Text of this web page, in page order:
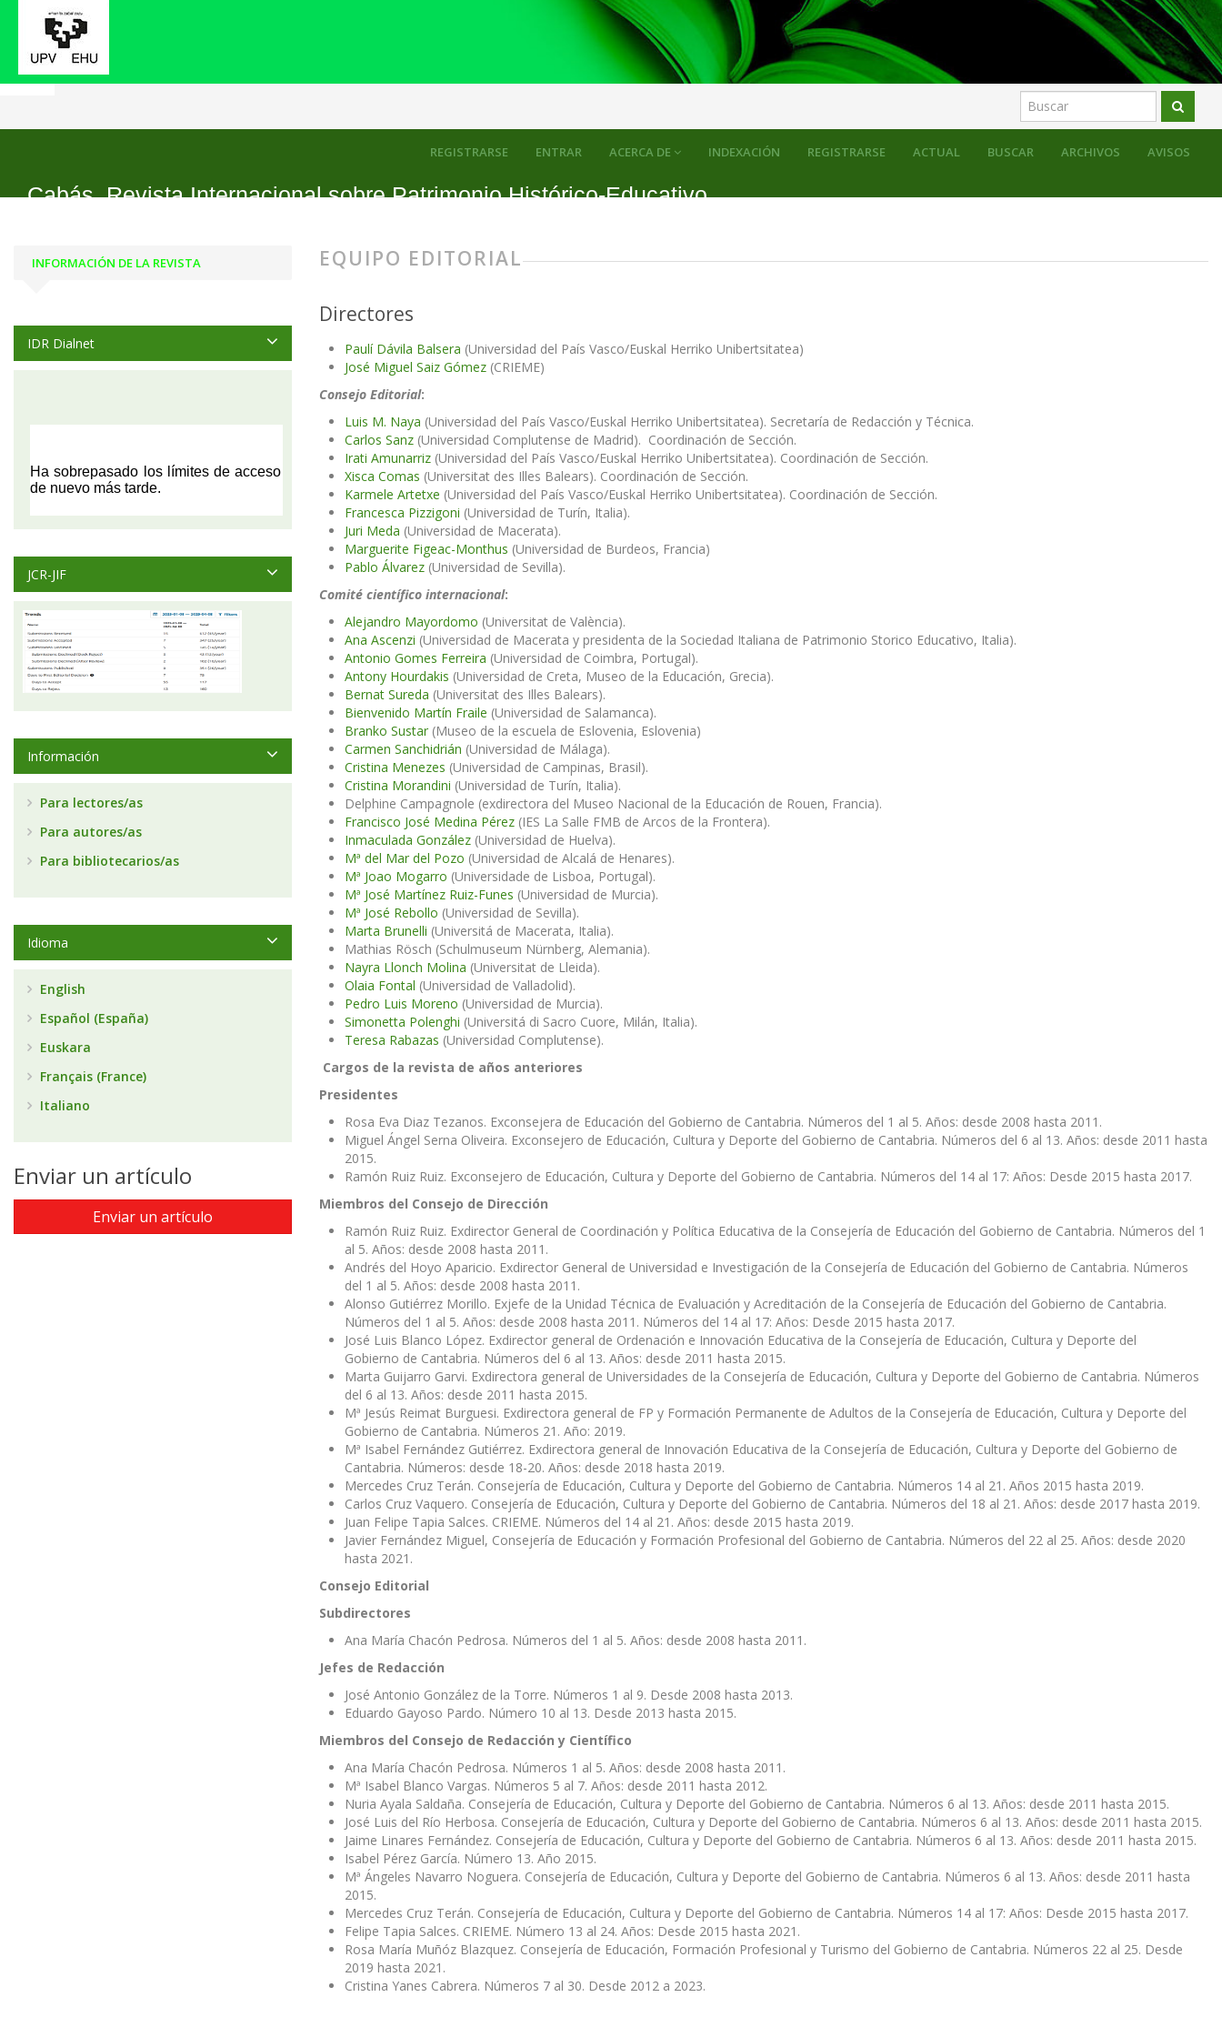
ACERCA DE INDEXACIÓN REGISTRARSE ACTUAL BUSCAR ARCHIVOS AVISOS
REGISTRARSE ENTRAR
Cabás. Revista Internacional sobre Patrimonio Histórico-Educativo
Inicio Equipo editorial
EQUIPO EDITORIAL
Directores
Paulí Dávila Balsera (Universidad del País Vasco/Euskal Herriko Unibertsitatea)
José Miguel Saiz Gómez (CRIEME)
Consejo Editorial:
Luis M. Naya (Universidad del País Vasco/Euskal Herriko Unibertsitatea). Secretaría de Redacción y Técnica.
Carlos Sanz (Universidad Complutense de Madrid). Coordinación de Sección.
Irati Amunarriz (Universidad del País Vasco/Euskal Herriko Unibertsitatea). Coordinación de Sección.
Xisca Comas (Universitat des Illes Balears). Coordinación de Sección.
Karmele Artetxe (Universidad del País Vasco/Euskal Herriko Unibertsitatea). Coordinación de Sección.
Francesca Pizzigoni (Universidad de Turín, Italia).
Juri Meda (Universidad de Macerata).
Marguerite Figeac-Monthus (Universidad de Burdeos, Francia)
Pablo Álvarez (Universidad de Sevilla).
Comité científico internacional:
Alejandro Mayordomo (Universitat de València).
Ana Ascenzi (Universidad de Macerata y presidenta de la Sociedad Italiana de Patrimonio Storico Educativo, Italia).
Antonio Gomes Ferreira (Universidad de Coimbra, Portugal).
Antony Hourdakis (Universidad de Creta, Museo de la Educación, Grecia).
Bernat Sureda (Universitat des Illes Balears).
Bienvenido Martín Fraile (Universidad de Salamanca).
Branko Sustar (Museo de la escuela de Eslovenia, Eslovenia)
Carmen Sanchidrián (Universidad de Málaga).
Cristina Menezes (Universidad de Campinas, Brasil).
Cristina Morandini (Universidad de Turín, Italia).
Delphine Campagnole (exdirectora del Museo Nacional de la Educación de Rouen, Francia).
Francisco José Medina Pérez (IES La Salle FMB de Arcos de la Frontera).
Inmaculada González (Universidad de Huelva).
Mª del Mar del Pozo (Universidad de Alcalá de Henares).
Mª Joao Mogarro (Universidade de Lisboa, Portugal).
Mª José Martínez Ruiz-Funes (Universidad de Murcia).
Mª José Rebollo (Universidad de Sevilla).
Marta Brunelli (Universitá de Macerata, Italia).
Mathias Rösch (Schulmuseum Nürnberg, Alemania).
Nayra Llonch Molina (Universitat de Lleida).
Olaia Fontal (Universidad de Valladolid).
Pedro Luis Moreno (Universidad de Murcia).
Simonetta Polenghi (Universitá di Sacro Cuore, Milán, Italia).
Teresa Rabazas (Universidad Complutense).
Cargos de la revista de años anteriores
Presidentes
Rosa Eva Diaz Tezanos. Exconsejera de Educación del Gobierno de Cantabria. Números del 1 al 5. Años: desde 2008 hasta 2011.
Miguel Ángel Serna Oliveira. Exconsejero de Educación, Cultura y Deporte del Gobierno de Cantabria. Números del 6 al 13. Años: desde 2011 hasta
2015.
Ramón Ruiz Ruiz. Exconsejero de Educación, Cultura y Deporte del Gobierno de Cantabria. Números del 14 al 17: Años: Desde 2015 hasta 2017.
Miembros del Consejo de Dirección
Ramón Ruiz Ruiz. Exdirector General de Coordinación y Política Educativa de la Consejería de Educación del Gobierno de Cantabria. Números del 1
al 5. Años: desde 2008 hasta 2011.
Andrés del Hoyo Aparicio. Exdirector General de Universidad e Investigación de la Consejería de Educación del Gobierno de Cantabria. Números
del 1 al 5. Años: desde 2008 hasta 2011.
Alonso Gutiérrez Morillo. Exjefe de la Unidad Técnica de Evaluación y Acreditación de la Consejería de Educación del Gobierno de Cantabria.
Números del 1 al 5. Años: desde 2008 hasta 2011. Números del 14 al 17: Años: Desde 2015 hasta 2017.
José Luis Blanco López. Exdirector general de Ordenación e Innovación Educativa de la Consejería de Educación, Cultura y Deporte del
Gobierno de Cantabria. Números del 6 al 13. Años: desde 2011 hasta 2015.
Marta Guijarro Garvi. Exdirectora general de Universidades de la Consejería de Educación, Cultura y Deporte del Gobierno de Cantabria. Números
del 6 al 13. Años: desde 2011 hasta 2015.
Mª Jesús Reimat Burguesi. Exdirectora general de FP y Formación Permanente de Adultos de la Consejería de Educación, Cultura y Deporte del
Gobierno de Cantabria. Números 21. Año: 2019.
Mª Isabel Fernández Gutiérrez. Exdirectora general de Innovación Educativa de la Consejería de Educación, Cultura y Deporte del Gobierno de
Cantabria. Números: desde 18-20. Años: desde 2018 hasta 2019.
Mercedes Cruz Terán. Consejería de Educación, Cultura y Deporte del Gobierno de Cantabria. Números 14 al 21. Años 2015 hasta 2019.
Carlos Cruz Vaquero. Consejería de Educación, Cultura y Deporte del Gobierno de Cantabria. Números del 18 al 21. Años: desde 2017 hasta 2019.
Juan Felipe Tapia Salces. CRIEME. Números del 14 al 21. Años: desde 2015 hasta 2019.
Javier Fernández Miguel, Consejería de Educación y Formación Profesional del Gobierno de Cantabria. Números del 22 al 25. Años: desde 2020
hasta 2021.
Consejo Editorial
Subdirectores
Ana María Chacón Pedrosa. Números del 1 al 5. Años: desde 2008 hasta 2011.
Jefes de Redacción
José Antonio González de la Torre. Números 1 al 9. Desde 2008 hasta 2013.
Eduardo Gayoso Pardo. Número 10 al 13. Desde 2013 hasta 2015.
Miembros del Consejo de Redacción y Científico
Ana María Chacón Pedrosa. Números 1 al 5. Años: desde 2008 hasta 2011.
Mª Isabel Blanco Vargas. Números 5 al 7. Años: desde 2011 hasta 2012.
Nuria Ayala Saldaña. Consejería de Educación, Cultura y Deporte del Gobierno de Cantabria. Números 6 al 13. Años: desde 2011 hasta 2015.
José Luis del Río Herbosa. Consejería de Educación, Cultura y Deporte del Gobierno de Cantabria. Números 6 al 13. Años: desde 2011 hasta 2015.
Jaime Linares Fernández. Consejería de Educación, Cultura y Deporte del Gobierno de Cantabria. Números 6 al 13. Años: desde 2011 hasta 2015.
Isabel Pérez García. Número 13. Año 2015.
Mª Ángeles Navarro Noguera. Consejería de Educación, Cultura y Deporte del Gobierno de Cantabria. Números 6 al 13. Años: desde 2011 hasta
2015.
Mercedes Cruz Terán. Consejería de Educación, Cultura y Deporte del Gobierno de Cantabria. Números 14 al 17: Años: Desde 2015 hasta 2017.
Felipe Tapia Salces. CRIEME. Número 13 al 24. Años: Desde 2015 hasta 2021.
Rosa María Muñóz Blazquez. Consejería de Educación, Formación Profesional y Turismo del Gobierno de Cantabria. Números 22 al 25. Desde
2019 hasta 2021.
Cristina Yanes Cabrera. Números 7 al 30. Desde 2012 a 2023.
INFORMACIÓN DE LA REVISTA
IDR Dialnet
JCR-JIF
Información
Para lectores/as
Para autores/as
Para bibliotecarios/as
Idioma
English
Español (España)
Euskara
Français (France)
Italiano
Enviar un artículo
Enviar un artículo